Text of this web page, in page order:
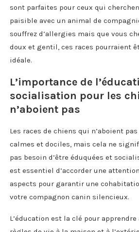
sont parfaites pour ceux qui
paisible avec un animal de
souffrez d’allergies mais que vous
doux et gentil, ces races pourraient
idéale.
L’importance de
socialisation pour les
n’aboient pas
Les races de chiens qui n’aboient
calmes et dociles, mais cela ne
pas besoin d’être éduquées et
est essentiel d’accorder une
aspects pour garantir une
votre compagnon canin silencieux.
L’éducation est la clé pour